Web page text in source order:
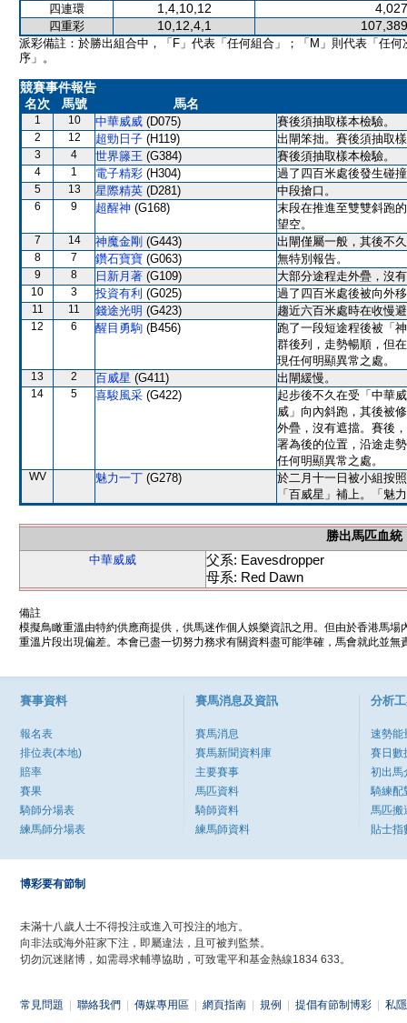
四連環 1,4,10,12
四重彩 10,12,4,1
派彩備註：於勝出組合中，「F」代表「任何組合」；「M」則代表「任何
序」。
競賽事件報告
名次
馬號 馬名
1 10 中華威威 (D075) 賽後須抽取樣本檢驗。
2 12 超勁日子 (H119) 出閘笨拙。賽後須抽取
3 4 世界籐王 (G384) 賽後須抽取樣本檢驗。
4 1 電子精彩 (H304) 過了四百米處後發生碰
5 13 星際精英 (D281) 中段搶口。
6 9 超醒神 (G168)
末段在推進至雙雙斜跑
望空。
7 14 神魔金剛 (G443) 出閘僅屬一般，其後不
8 7 鑽石寶寶 (G063) 無特別報告。
9 8 日新月著 (G109) 大部分途程走外疊，沒
10 3 投資有利 (G025) 過了四百米處後被向外
11 11 錢途光明 (G423) 趨近六百米處時在收慢
12 6 醒目勇駒 (B456)
跑了一段短途程後被「
群後列，走勢暢順，但
現任何明顯異常之處。
13 2 百威星 (G411) 出閘緩慢。
14 5 喜駿風采 (G422)
起步後不久在受「中華
威」向內斜跑，其後被
外疊，沒有遮擋。賽後
署為後的位置，沿途走
任何明顯異常之處。
WV 魅力一丁 (G278)
於二月十一日被小組按
「百威星」補上。「魅
勝出馬匹血統
中華威威
父系: Eavesdropper
母系: Red Dawn
備註
模擬鳥瞰重溫由特約供應商提供，供馬迷作個人娛樂資訊之用。但由於香港馬
重溫片段出現偏差。本會已盡一切努力務求有關資料盡可能準確，馬會就此並
賽事資料
報名表
排位表(本地)
賠率
賽果
騎師分場表
練馬師分場表
賽馬消息及資訊
賽馬消息
賽馬新聞資料庫
主要賽事
馬匹資料
騎師資料
練馬師資料
分析
速勢能
賽日數
初出馬
騎練配
馬匹搬
貼士指
博彩要有節制
未滿十八歲人士不得投注或進入可投注的地方。
向非法或海外莊家下注，即屬違法，且可被判監禁。
切勿沉迷賭博，如需尋求輔導協助，可致電平和基金熱線1834 633。
常見問題 聯絡我們 傳媒專用區 網頁指南 規例 提倡有節制博彩 私